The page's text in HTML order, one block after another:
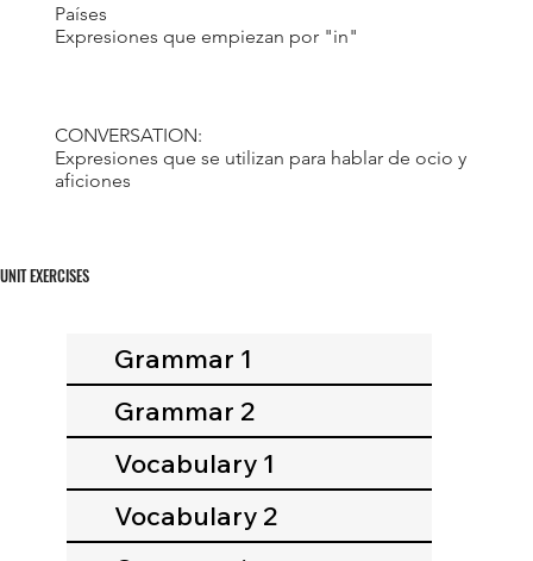
CONVERSATION:
Expresiones que se utilizan para hablar de ocio y
aficiones
Países
Expresiones que empiezan por "in"
UNIT EXERCISES
Grammar 1
Grammar 2
Vocabulary 1
Vocabulary 2